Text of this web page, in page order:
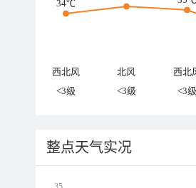
34℃
西北风 北风 西北
<3级
<3级 <3级
整点天气实况